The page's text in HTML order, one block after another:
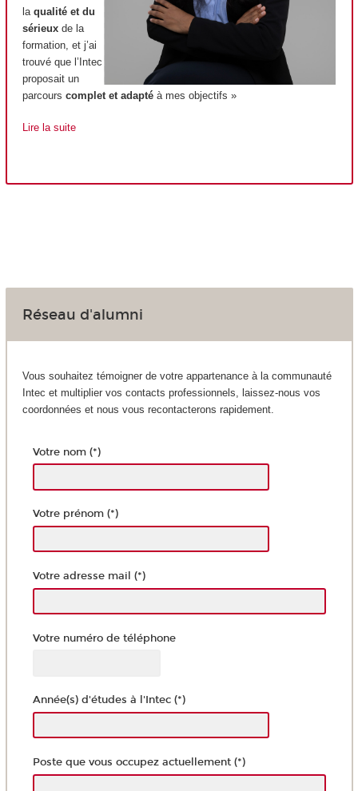
la qualité et du
sérieux de la
formation, et j’ai
trouvé que l’Intec
proposait un
parcours complet et adapté à mes objectifs »
Lire la suite
Réseau d'alumni
Vous souhaitez témoigner de votre appartenance à la communauté
Intec et multiplier vos contacts professionnels, laissez-nous vos
coordonnées et nous vous recontacterons rapidement.
Votre nom (*)
Votre prénom (*)
Votre adresse mail (*)
Votre numéro de téléphone
Année(s) d'études à l'Intec (*)
Poste que vous occupez actuellement (*)